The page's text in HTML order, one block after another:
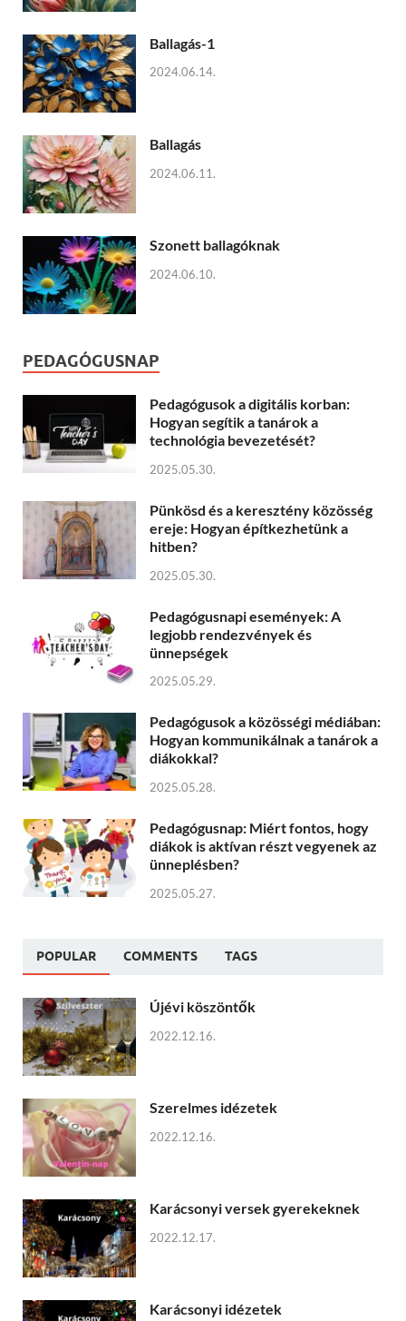
Ballagás-1
2024.06.14.
Ballagás
2024.06.11.
Szonett ballagóknak
2024.06.10.
PEDAGÓGUSNAP
Pedagógusok a digitális korban:
Hogyan segítik a tanárok a
technológia bevezetését?
2025.05.30.
Pünkösd és a keresztény közösség
ereje: Hogyan építkezhetünk a
hitben?
2025.05.30.
Pedagógusnapi események: A
legjobb rendezvények és
ünnepségek
2025.05.29.
Pedagógusok a közösségi médiában:
Hogyan kommunikálnak a tanárok a
diákokkal?
2025.05.28.
Pedagógusnap: Miért fontos, hogy
diákok is aktívan részt vegyenek az
ünneplésben?
2025.05.27.
POPULAR COMMENTS TAGS
Újévi köszöntők
2022.12.16.
Szerelmes idézetek
2022.12.16.
Karácsonyi versek gyerekeknek
2022.12.17.
Karácsonyi idézetek